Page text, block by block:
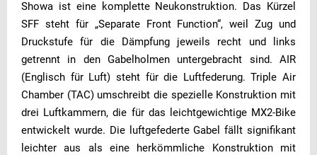
Showa ist eine komplette Neukonstruktion. Das Kürzel
SFF steht für „Separate Front Function“, weil Zug und
Druckstufe für die Dämpfung jeweils recht und links
getrennt in den Gabelholmen untergebracht sind. AIR
(Englisch für Luft) steht für die Luftfederung. Triple Air
Chamber (TAC) umschreibt die spezielle Konstruktion mit
drei Luftkammern, die für das leichtgewichtige MX2-Bike
entwickelt wurde. Die luftgefederte Gabel fällt signifikant
leichter aus als eine herkömmliche Konstruktion mit